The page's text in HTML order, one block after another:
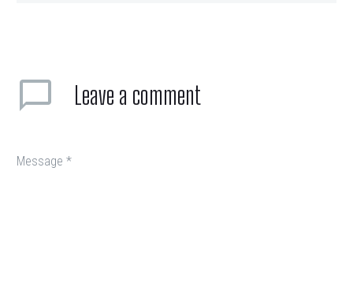
Leave a comment